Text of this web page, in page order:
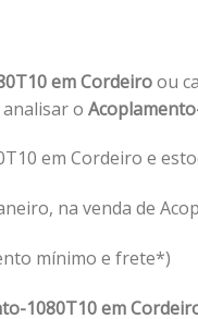
em Cordeiroou
o
em Cordeiro e
na venda de
mínimo e frete*)
1080T10 em